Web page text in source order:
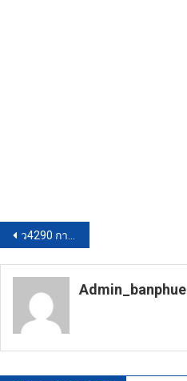
แนะแนว
เรื่อง
ว4290 การขอเครื่องราช2563
Admin_banphue